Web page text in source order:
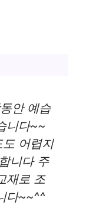
안 예습
니다~~
어렵지
니다 주
재로 조
다~~^^